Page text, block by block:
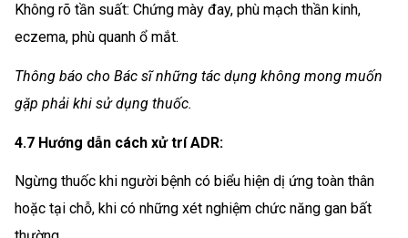
Không rõ tần suất: Chứng mày đay, phù mạch thần kinh,
eczema, phù quanh ổ mắt.
Thông báo cho Bác sĩ những tác dụng không mong muốn
gặp phải khi sử dụng thuốc.
4.7 Hướng dẫn cách xử trí ADR:
Ngừng thuốc khi người bệnh có biểu hiện dị ứng toàn thân
hoặc tại chỗ, khi có những xét nghiệm chức năng gan bất